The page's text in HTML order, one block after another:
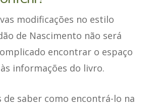
modificações no estilo
de Nascimento não será
encontrar o espaço
informações do livro.
de saber como encontrá-lo na